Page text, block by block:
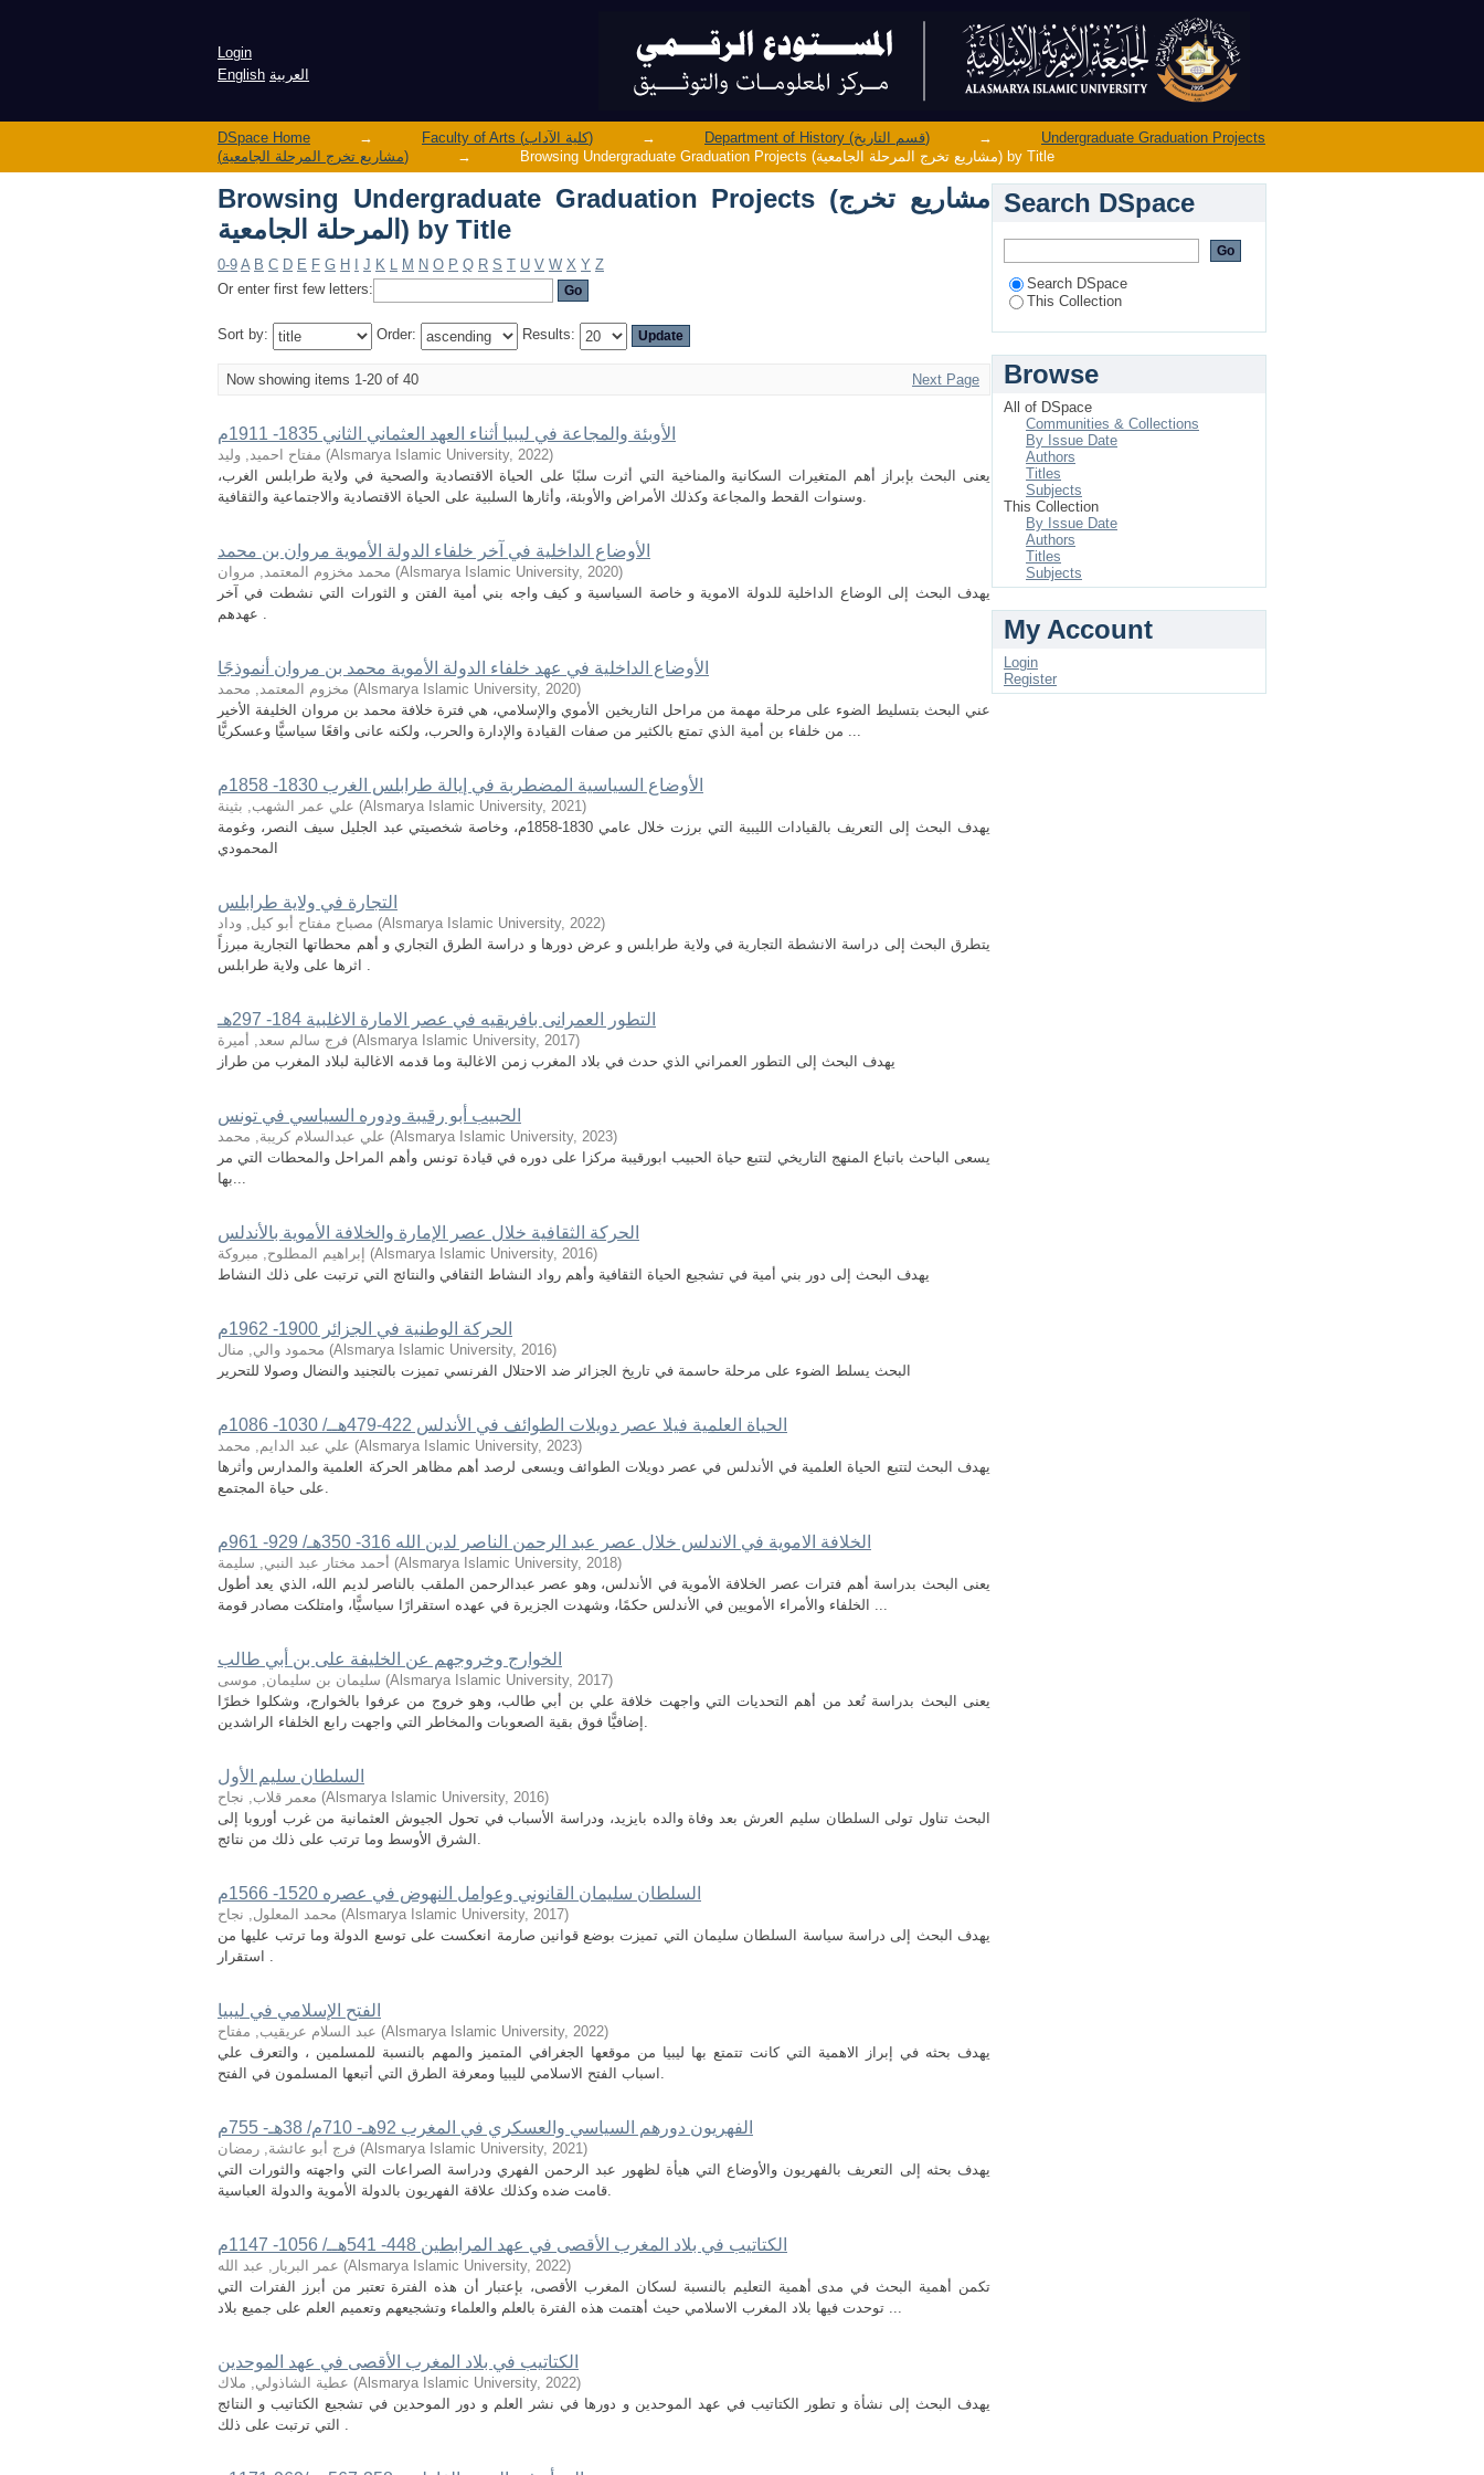
Browsing Undergraduate Graduation Projects (مشاريع تخرج المرحلة الجامعية) by Title
Login
English العربية
DSpace Home → Faculty of Arts (كلية الآداب) → Department of History (قسم التاريخ) →
Undergraduate Graduation Projects
(مشاريع تخرج المرحلة الجامعية)
→ Browsing Undergraduate Graduation Projects (مشاريع تخرج المرحلة الجامعية) by Title
Browsing Undergraduate Graduation Projects (مشاريع تخرج
المرحلة الجامعية) by Title
0-9 A B C D E F G H J K L M N O P Q R S T U V W X Y Z
Or enter first few letters:
Sort by: Order: Results:
Now showing items 1-20 of 40 Next Page
الأوبئة والمجاعة في ليبيا أثناء العهد العثماني الثاني 1835- 1911م
مفتاح احميد, وليد (Alsmarya Islamic University, 2022)
يعنى البحث بإبراز أهم المتغيرات السكانية والمناخية التي أثرت سلبًا على الحياة الاقتصادية والصحية في ولاية طرابلس الغرب،
وسنوات القحط والمجاعة وكذلك الأمراض والأوبئة، وأثارها السلبية على الحياة الاقتصادية والاجتماعية والثقافية.
الأوضاع الداخلية في آخر خلفاء الدولة الأموية مروان بن محمد
محمد مخزوم المعتمد, مروان (Alsmarya Islamic University, 2020)
يهدف البحث إلى الوضاع الداخلية للدولة الاموية و خاصة السياسية و كيف واجه بني أمية الفتن و الثورات التي نشطت في آخر
عهدهم .
الأوضاع الداخلية في عهد خلفاء الدولة الأموية محمد بن مروان أنموذجًا
مخزوم المعتمد, محمد (Alsmarya Islamic University, 2020)
عني البحث بتسليط الضوء على مرحلة مهمة من مراحل التاريخين الأموي والإسلامي، هي فترة خلافة محمد بن مروان الخليفة الأخير
من خلفاء بن أمية الذي تمتع بالكثير من صفات القيادة والإدارة والحرب، ولكنه عانى واقعًا سياسيًّا وعسكريًّا ...
الأوضاع السياسية المضطربة في إيالة طرابلس الغرب 1830- 1858م
علي عمر الشهب, بثينة (Alsmarya Islamic University, 2021)
يهدف البحث إلى التعريف بالقيادات الليبية التي برزت خلال عامي 1830-1858م، وخاصة شخصيتي عبد الجليل سيف النصر، وغومة
المحمودي
التجارة في ولاية طرابلس
مصباح مفتاح أبو كيل, وداد (Alsmarya Islamic University, 2022)
يتطرق البحث إلى دراسة الانشطة التجارية في ولاية طرابلس و عرض دورها و دراسة الطرق التجاري و أهم محطاتها التجارية مبرزاً
اثرها على ولاية طرابلس .
التطور العمرانى بافريقيه في عصر الامارة الاغلبية 184- 297هـ
فرج سالم سعد, أميرة (Alsmarya Islamic University, 2017)
يهدف البحث إلى التطور العمراني الذي حدث في بلاد المغرب زمن الاغالبة وما قدمه الاغالبة لبلاد المغرب من طراز
الحبيب أبو رقيبة ودوره السياسي في تونس
علي عبدالسلام كريبة, محمد (Alsmarya Islamic University, 2023)
يسعى الباحث باتباع المنهج التاريخي لتتبع حياة الحبيب ابورقيبة مركزا على دوره في قيادة تونس وأهم المراحل والمحطات التي مر
بها...
الحركة الثقافية خلال عصر الإمارة والخلافة الأموية بالأندلس
إبراهيم المطلوح, مبروكة (Alsmarya Islamic University, 2016)
يهدف البحث إلى دور بني أمية في تشجيع الحياة الثقافية وأهم رواد النشاط الثقافي والنتائج التي ترتبت على ذلك النشاط
الحركة الوطنية في الجزائر 1900- 1962م
محمود والي, منال (Alsmarya Islamic University, 2016)
البحث يسلط الضوء على مرحلة حاسمة في تاريخ الجزائر ضد الاحتلال الفرنسي تميزت بالتجنيد والنضال وصولا للتحرير
الحياة العلمية فيلا عصر دويلات الطوائف في الأندلس 422-479هــ/ 1030- 1086م
علي عبد الدايم, محمد (Alsmarya Islamic University, 2023)
يهدف البحث لتتبع الحياة العلمية في الأندلس في عصر دويلات الطوائف ويسعى لرصد أهم مظاهر الحركة العلمية والمدارس وأثرها
على حياة المجتمع.
الخلافة الاموية في الاندلس خلال عصر عبد الرحمن الناصر لدين الله 316- 350هـ/ 929- 961م
أحمد مختار عبد النبي, سليمة (Alsmarya Islamic University, 2018)
يعنى البحث بدراسة أهم فترات عصر الخلافة الأموية في الأندلس، وهو عصر عبدالرحمن الملقب بالناصر لديم الله، الذي يعد أطول
الخلفاء والأمراء الأمويين في الأندلس حكمًا، وشهدت الجزيرة في عهده استقرارًا سياسيًّا، وامتلكت مصادر قومة ...
الخوارج وخروجهم عن الخليفة على بن أبي طالب
سليمان بن سليمان, موسى (Alsmarya Islamic University, 2017)
يعنى البحث بدراسة تُعد من أهم التحديات التي واجهت خلافة علي بن أبي طالب، وهو خروج من عرفوا بالخوارج، وشكلوا خطرًا
إضافيًّا فوق بقية الصعوبات والمخاطر التي واجهت رابع الخلفاء الراشدين.
السلطان سليم الأول
معمر قلاب, نجاح (Alsmarya Islamic University, 2016)
البحث تناول تولى السلطان سليم العرش بعد وفاة والده بايزيد، ودراسة الأسباب في تحول الجيوش العثمانية من غرب أوروبا إلى
الشرق الأوسط وما ترتب على ذلك من نتائج.
السلطان سليمان القانوني وعوامل النهوض في عصره 1520- 1566م
محمد المعلول, نجاح (Alsmarya Islamic University, 2017)
يهدف البحث إلى دراسة سياسة السلطان سليمان التي تميزت بوضع قوانين صارمة انعكست على توسع الدولة وما ترتب عليها من
استقرار .
الفتح الإسلامي في ليبيا
عبد السلام عريقيب, مفتاح (Alsmarya Islamic University, 2022)
يهدف بحثه في إبراز الاهمية التي كانت تتمتع بها ليبيا من موقعها الجغرافي المتميز والمهم بالنسبة للمسلمين ، والتعرف علي
اسباب الفتح الاسلامي لليبيا ومعرفة الطرق التي أتبعها المسلمون في الفتح.
الفهريون دورهم السياسي والعسكري في المغرب 92هـ- 710م/ 38هـ- 755م
فرج أبو عائشة, رمضان (Alsmarya Islamic University, 2021)
يهدف بحثه إلى التعريف بالفهريون والأوضاع التي هيأة لظهور عبد الرحمن الفهري ودراسة الصراعات التي واجهته والثورات التي
قامت ضده وكذلك علاقة الفهريون بالدولة الأموية والدولة العباسية.
الكتاتيب في بلاد المغرب الأقصى في عهد المرابطين 448- 541هــ/ 1056- 1147م
عمر البربار, عبد الله (Alsmarya Islamic University, 2022)
تكمن أهمية البحث في مدى أهمية التعليم بالنسبة لسكان المغرب الأقصى، بإعتبار أن هذه الفترة تعتبر من أبرز الفترات التي
توحدت فيها بلاد المغرب الاسلامي حيث أهتمت هذه الفترة بالعلم والعلماء وتشجيعهم وتعميم العلم على جميع بلاد ...
الكتاتيب في بلاد المغرب الأقصى في عهد الموحدين
عطية الشاذولي, ملاك (Alsmarya Islamic University, 2022)
يهدف البحث إلى نشأة و تطور الكتاتيب في عهد الموحدين و دورها في نشر العلم و دور الموحدين في تشجيع الكتاتيب و النتائج
التي ترتبت على ذلك .
Search DSpace
Search DSpace
This Collection
Browse
All of DSpace
Communities & Collections
By Issue Date
Authors
Titles
Subjects
This Collection
By Issue Date
Authors
Titles
Subjects
My Account
Login
Register